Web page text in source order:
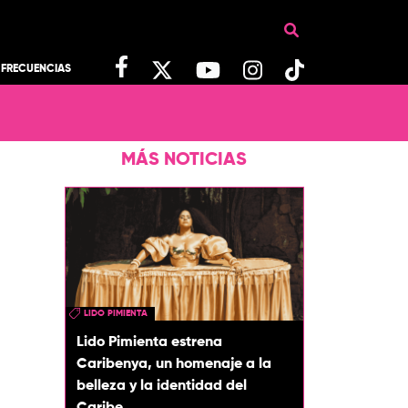
FRECUENCIAS
MÁS NOTICIAS
LIDO PIMIENTA
Lido Pimienta estrena
Caribenya, un homenaje a la
belleza y la identidad del